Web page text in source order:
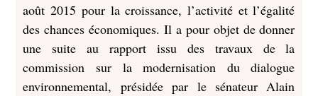
août 2015 pour la croissance, l’activité et l’égalité
des chances économiques. Il a pour objet de donner
une suite au rapport issu des travaux de la
commission sur la modernisation du dialogue
environnemental, présidée par le sénateur Alain